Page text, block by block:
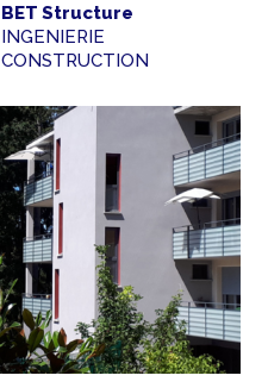
BET Structure
INGENIERIE
CONSTRUCTION